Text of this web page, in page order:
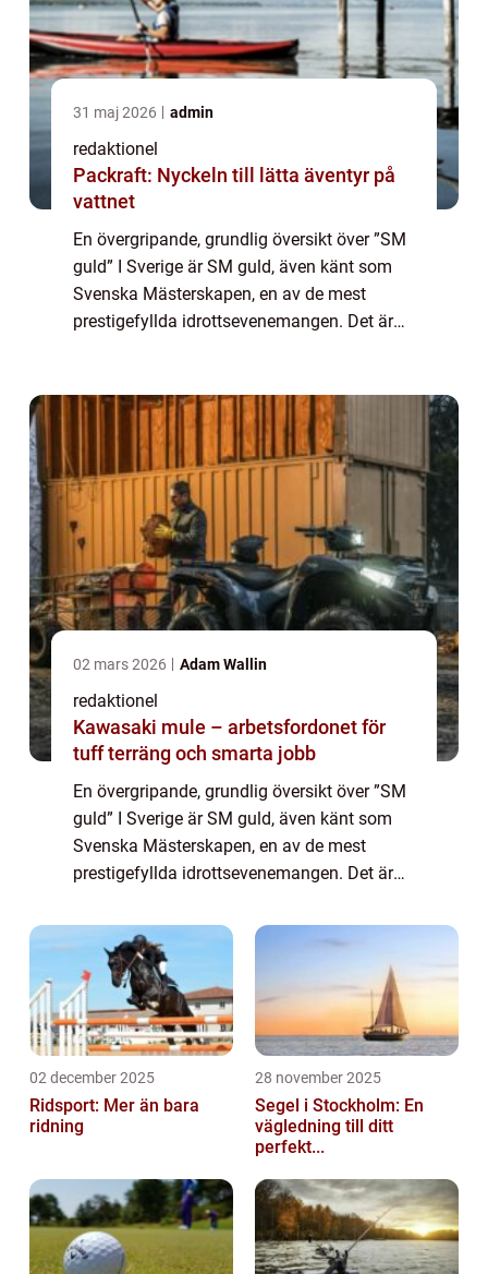
31 maj 2026 admin
redaktionel
Packraft: Nyckeln till lätta äventyr på
vattnet
En övergripande, grundlig översikt över ”SM
guld” I Sverige är SM guld, även känt som
Svenska Mästerskapen, en av de mest
prestigefyllda idrottsevenemangen. Det är
02 mars 2026 Adam Wallin
redaktionel
Kawasaki mule – arbetsfordonet för
tuff terräng och smarta jobb
En övergripande, grundlig översikt över ”SM
guld” I Sverige är SM guld, även känt som
Svenska Mästerskapen, en av de mest
prestigefyllda idrottsevenemangen. Det är
gör upp om att bli bäst inom ...
02 december 2025
Ridsport: Mer än bara
ridning
28 november 2025
Segel i Stockholm: En
vägledning till ditt
perfekt...